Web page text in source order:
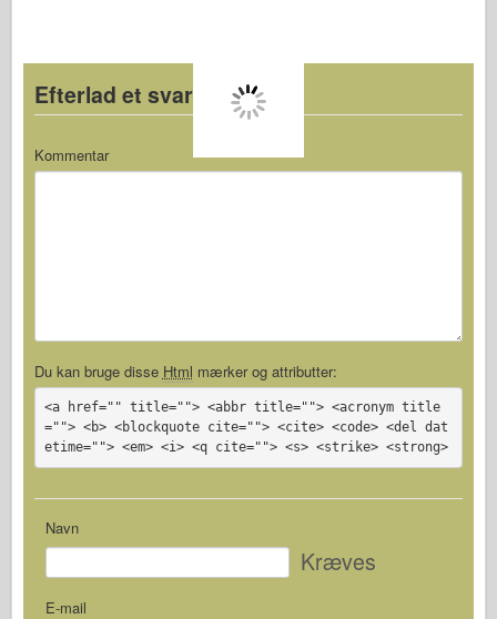
Efterlad et svar
Kommentar
Du kan bruge disse Html mærker og attributter:
<a href="" title=""> <abbr title=""> <acronym title
=""> <b> <blockquote cite=""> <cite> <code> <del dat
etime=""> <em> <i> <q cite=""> <s> <strike> <strong>
Navn
Kræves
E-mail